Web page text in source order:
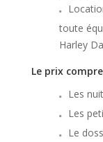
toute
Harley
Le prix
Les
Les
Le